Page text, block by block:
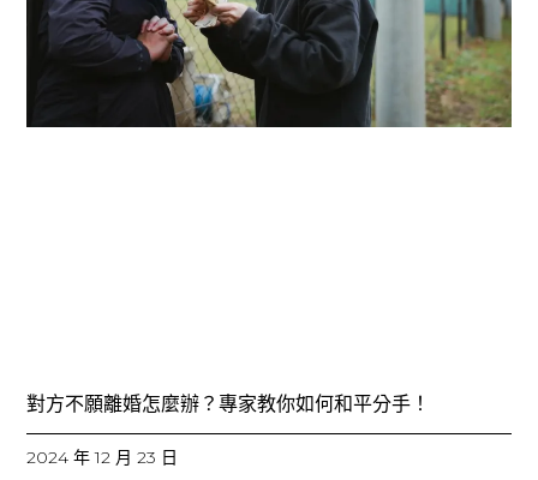
對方不願離婚怎麼辦？專家教你如何和平分手！
2024 年 12 月 23 日